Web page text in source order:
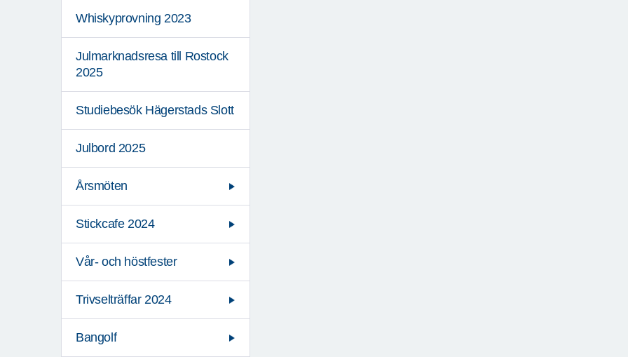
Whiskyprovning 2023
Julmarknadsresa till Rostock
2025
Studiebesök Hägerstads Slott
Julbord 2025
Årsmöten
Stickcafe 2024
Vår- och höstfester
Trivselträffar 2024
Bangolf